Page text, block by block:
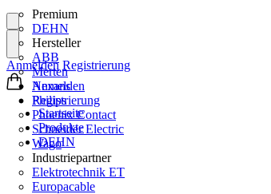
Premium
DEHN
Hersteller
ABB
Merten
Nexans
Philips
Phoenix Contact
Schneider Electric
Wago
Industriepartner
Elektrotechnik ET
Europacable
Anmelden
Registrierung
Anmelden Registrierung
Startseite
Produkte
DEHN